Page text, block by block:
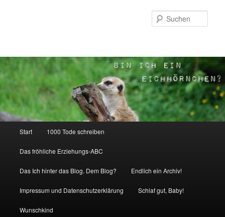
Start 1000 Tode schreiben
Das fröhliche Erziehungs-ABC
Das Ich hinter das Blog. Dem Blog? Endlich ein Archiv!
Impressum und Datenschutzerklärung Schlaf gut, Baby!
Wunschkind